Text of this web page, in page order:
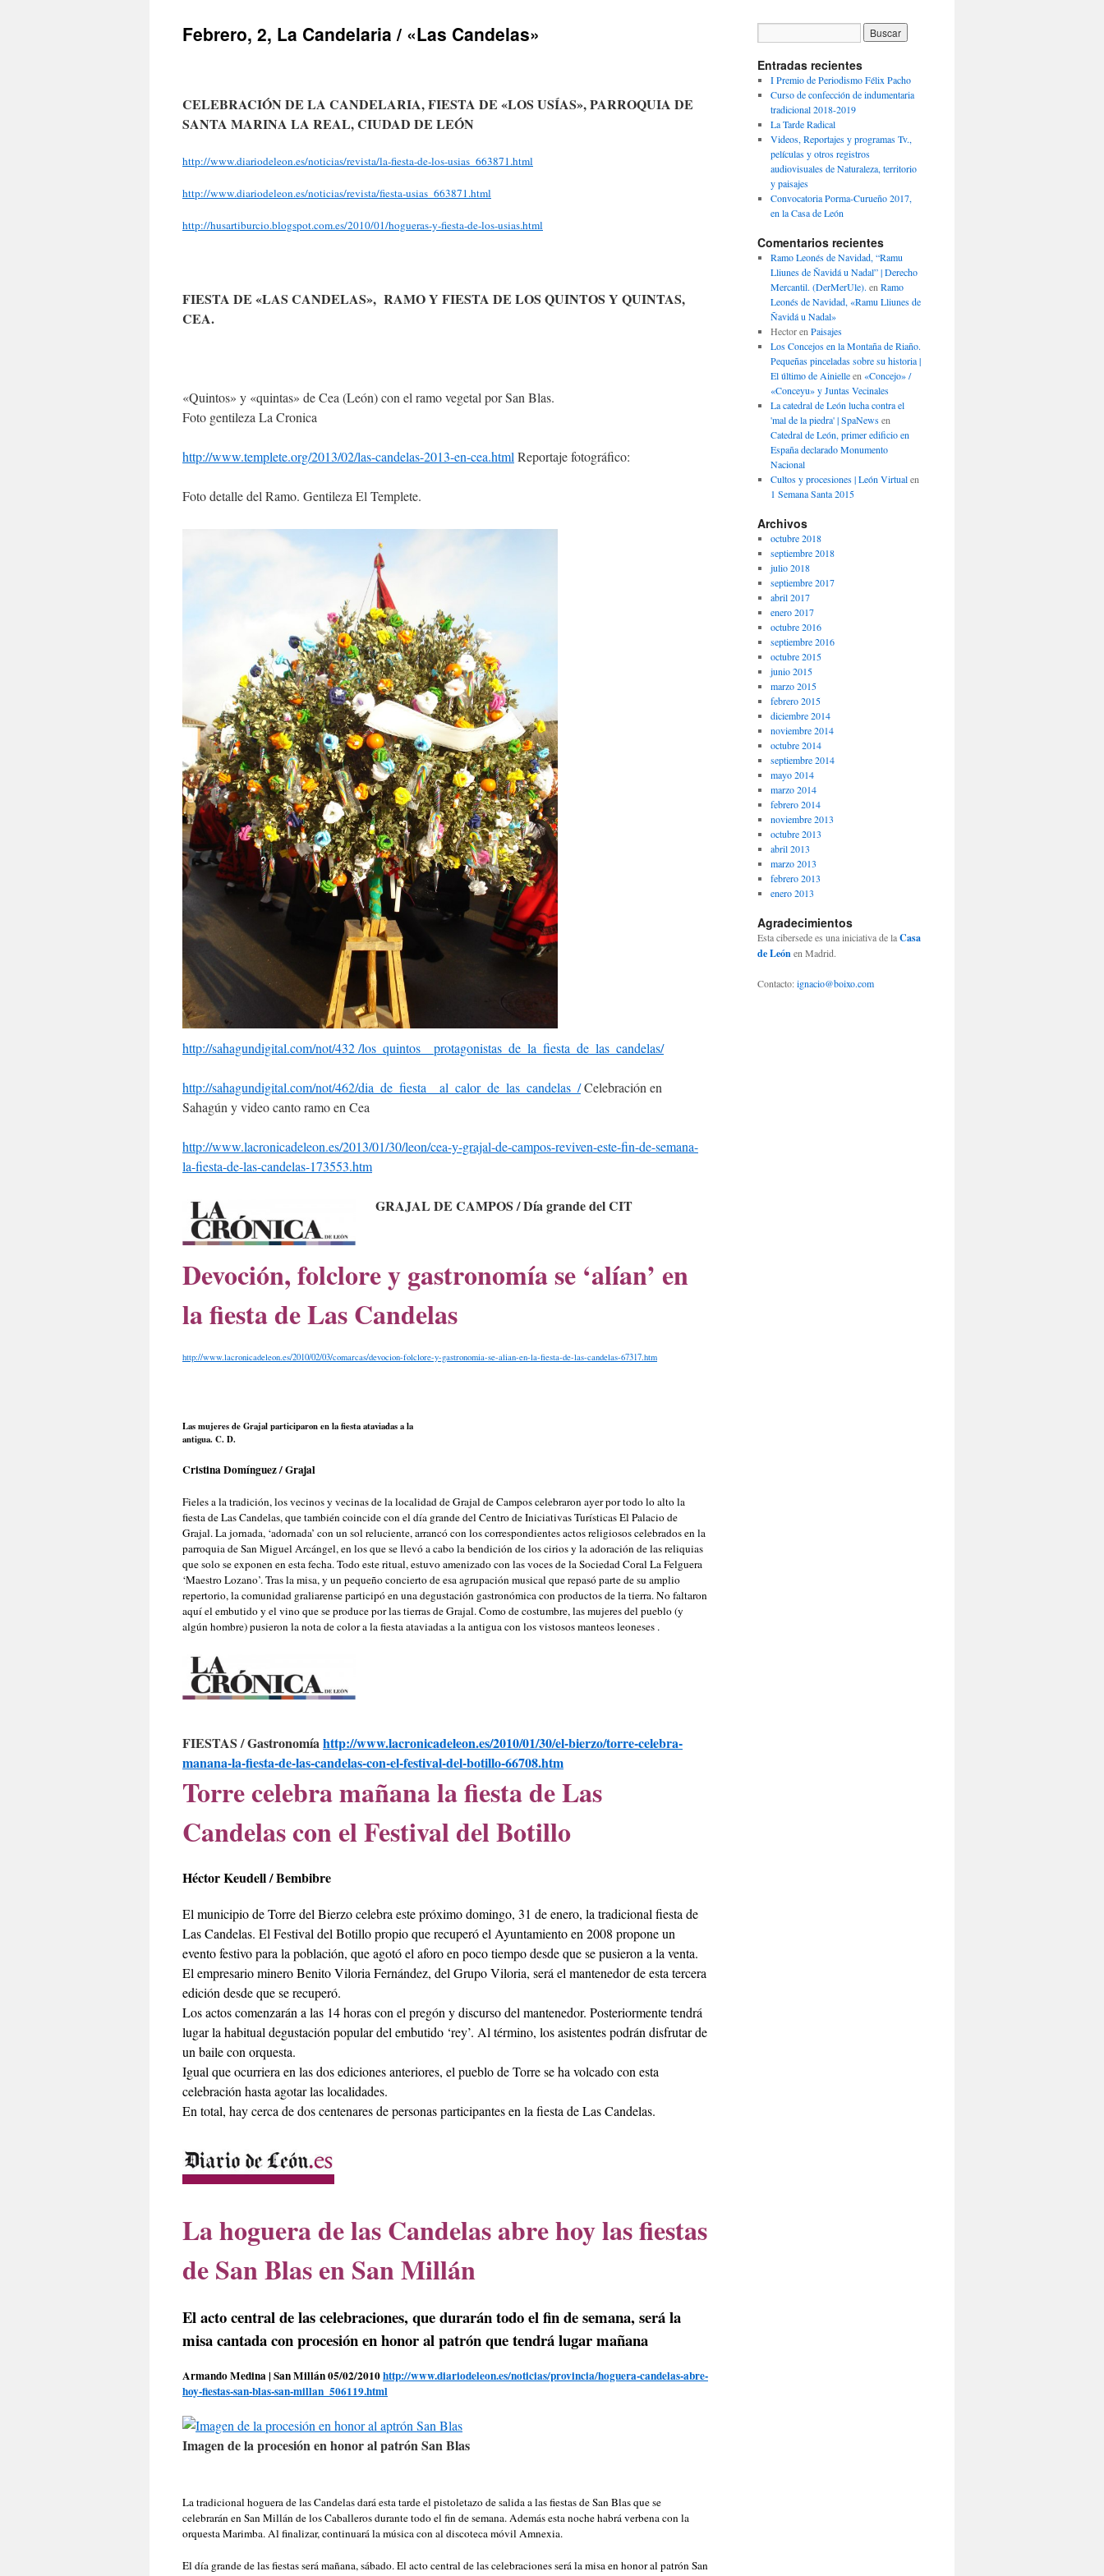
Febrero, 2, La Candelaria / «Las Candelas»
CELEBRACIÓN DE LA CANDELARIA, FIESTA DE «LOS USÍAS», PARROQUIA DE
SANTA MARINA LA REAL, CIUDAD DE LEÓN
http://www.diariodeleon.es/noticias/revista/la-fiesta-de-los-usias_663871.html
http://www.diariodeleon.es/noticias/revista/fiesta-usias_663871.html
http://husartiburcio.blogspot.com.es/2010/01/hogueras-y-fiesta-de-los-usias.html
FIESTA DE «LAS CANDELAS», RAMO Y FIESTA DE LOS QUINTOS Y QUINTAS,
CEA.
«Quintos» y «quintas» de Cea (León) con el ramo vegetal por San Blas.
Foto gentileza La Cronica
http://www.templete.org/2013/02/las-candelas-2013-en-cea.html Reportaje fotográfico:
Foto detalle del Ramo. Gentileza El Templete.
http://sahagundigital.com/not/432 /los_quintos__protagonistas_de_la_fiesta_de_las_candelas/
http://sahagundigital.com/not/462/dia_de_fiesta__al_calor_de_las_candelas_/Celebración en
Sahagún y video canto ramo en Cea
http://www.lacronicadeleon.es/2013/01/30/leon/cea-y-grajal-de-campos-reviven-este-fin-de-semana-
la-fiesta-de-las-candelas-173553.htm
GRAJAL DE CAMPOS / Día grande del CIT
Devoción, folclore y gastronomía se ‘alían’ en
la fiesta de Las Candelas
http://www.lacronicadeleon.es/2010/02/03/comarcas/devocion-folclore-y-gastronomia-se-alian-en-la-fiesta-de-las-candelas-67317.htm
Las mujeres de Grajal participaron en la fiesta ataviadas a la
antigua. C. D.
Cristina Domínguez / Grajal
Fieles a la tradición, los vecinos y vecinas de la localidad de Grajal de Campos celebraron ayer por todo lo alto la
fiesta de Las Candelas, que también coincide con el día grande del Centro de Iniciativas Turísticas El Palacio de
Grajal. La jornada, ‘adornada’ con un sol reluciente, arrancó con los correspondientes actos religiosos celebrados en la
parroquia de San Miguel Arcángel, en los que se llevó a cabo la bendición de los cirios y la adoración de las reliquias
que solo se exponen en esta fecha. Todo este ritual, estuvo amenizado con las voces de la Sociedad Coral La Felguera
‘Maestro Lozano’. Tras la misa, y un pequeño concierto de esa agrupación musical que repasó parte de su amplio
repertorio, la comunidad graliarense participó en una degustación gastronómica con productos de la tierra. No faltaron
aquí el embutido y el vino que se produce por las tierras de Grajal. Como de costumbre, las mujeres del pueblo (y
algún hombre) pusieron la nota de color a la fiesta ataviadas a la antigua con los vistosos manteos leoneses .
FIESTAS / Gastronomía http://www.lacronicadeleon.es/2010/01/30/el-bierzo/torre-celebra-
manana-la-fiesta-de-las-candelas-con-el-festival-del-botillo-66708.htm
Torre celebra mañana la fiesta de Las
Candelas con el Festival del Botillo
Héctor Keudell / Bembibre
El municipio de Torre del Bierzo celebra este próximo domingo, 31 de enero, la tradicional fiesta de
Las Candelas. El Festival del Botillo propio que recuperó el Ayuntamiento en 2008 propone un
evento festivo para la población, que agotó el aforo en poco tiempo desde que se pusieron a la venta.
El empresario minero Benito Viloria Fernández, del Grupo Viloria, será el mantenedor de esta tercera
edición desde que se recuperó.
Los actos comenzarán a las 14 horas con el pregón y discurso del mantenedor. Posteriormente tendrá
lugar la habitual degustación popular del embutido ‘rey’. Al término, los asistentes podrán disfrutar de
un baile con orquesta.
Igual que ocurriera en las dos ediciones anteriores, el pueblo de Torre se ha volcado con esta
celebración hasta agotar las localidades.
En total, hay cerca de dos centenares de personas participantes en la fiesta de Las Candelas.
La hoguera de las Candelas abre hoy las fiestas
de San Blas en San Millán
El acto central de las celebraciones, que durarán todo el fin de semana, será la
misa cantada con procesión en honor al patrón que tendrá lugar mañana
Armando Medina | San Millán05/02/2010http://www.diariodeleon.es/noticias/provincia/hoguera-candelas-abre-
hoy-fiestas-san-blas-san-millan_506119.html
Imagen de la procesión en honor al patrón San Blas
La tradicional hoguera de las Candelas dará esta tarde el pistoletazo de salida a las fiestas de San Blas que se
celebrarán en San Millán de los Caballeros durante todo el fin de semana. Además esta noche habrá verbena con la
orquesta Marimba. Al finalizar, continuará la música con al discoteca móvil Amnexia.
El día grande de las fiestas será mañana, sábado. El acto central de las celebraciones será la misa en honor al patrón San
Entradas recientes
I Premio de Periodismo Félix Pacho
Curso de confección de indumentaria
tradicional 2018-2019
La Tarde Radical
Videos, Reportajes y programas Tv.,
películas y otros registros
audiovisuales de Naturaleza, territorio
y paisajes
Convocatoria Porma-Curueño 2017,
en la Casa de León
Comentarios recientes
Ramo Leonés de Navidad, “Ramu
Lliunes de Ñavidá u Nadal” | Derecho
Mercantil. (DerMerUle). en Ramo
Leonés de Navidad, «Ramu Lliunes de
Ñavidá u Nadal»
Hectoren Paisajes
Los Concejos en la Montaña de Riaño.
Pequeñas pinceladas sobre su historia |
El último de Ainielleen «Concejo» /
«Conceyu» y Juntas Vecinales
La catedral de León lucha contra el
'mal de la piedra' | SpaNewsen
Catedral de León, primer edificio en
España declarado Monumento
Nacional
Cultos y procesiones | León Virtualen
1 Semana Santa 2015
Archivos
octubre 2018
septiembre 2018
julio 2018
septiembre 2017
abril 2017
enero 2017
octubre 2016
septiembre 2016
octubre 2015
junio 2015
marzo 2015
febrero 2015
diciembre 2014
noviembre 2014
octubre 2014
septiembre 2014
mayo 2014
marzo 2014
febrero 2014
noviembre 2013
octubre 2013
abril 2013
marzo 2013
febrero 2013
enero 2013
Agradecimientos
Esta cibersede es una iniciativa de laCasa
de Leónen Madrid.
Contacto:ignacio@boixo.com